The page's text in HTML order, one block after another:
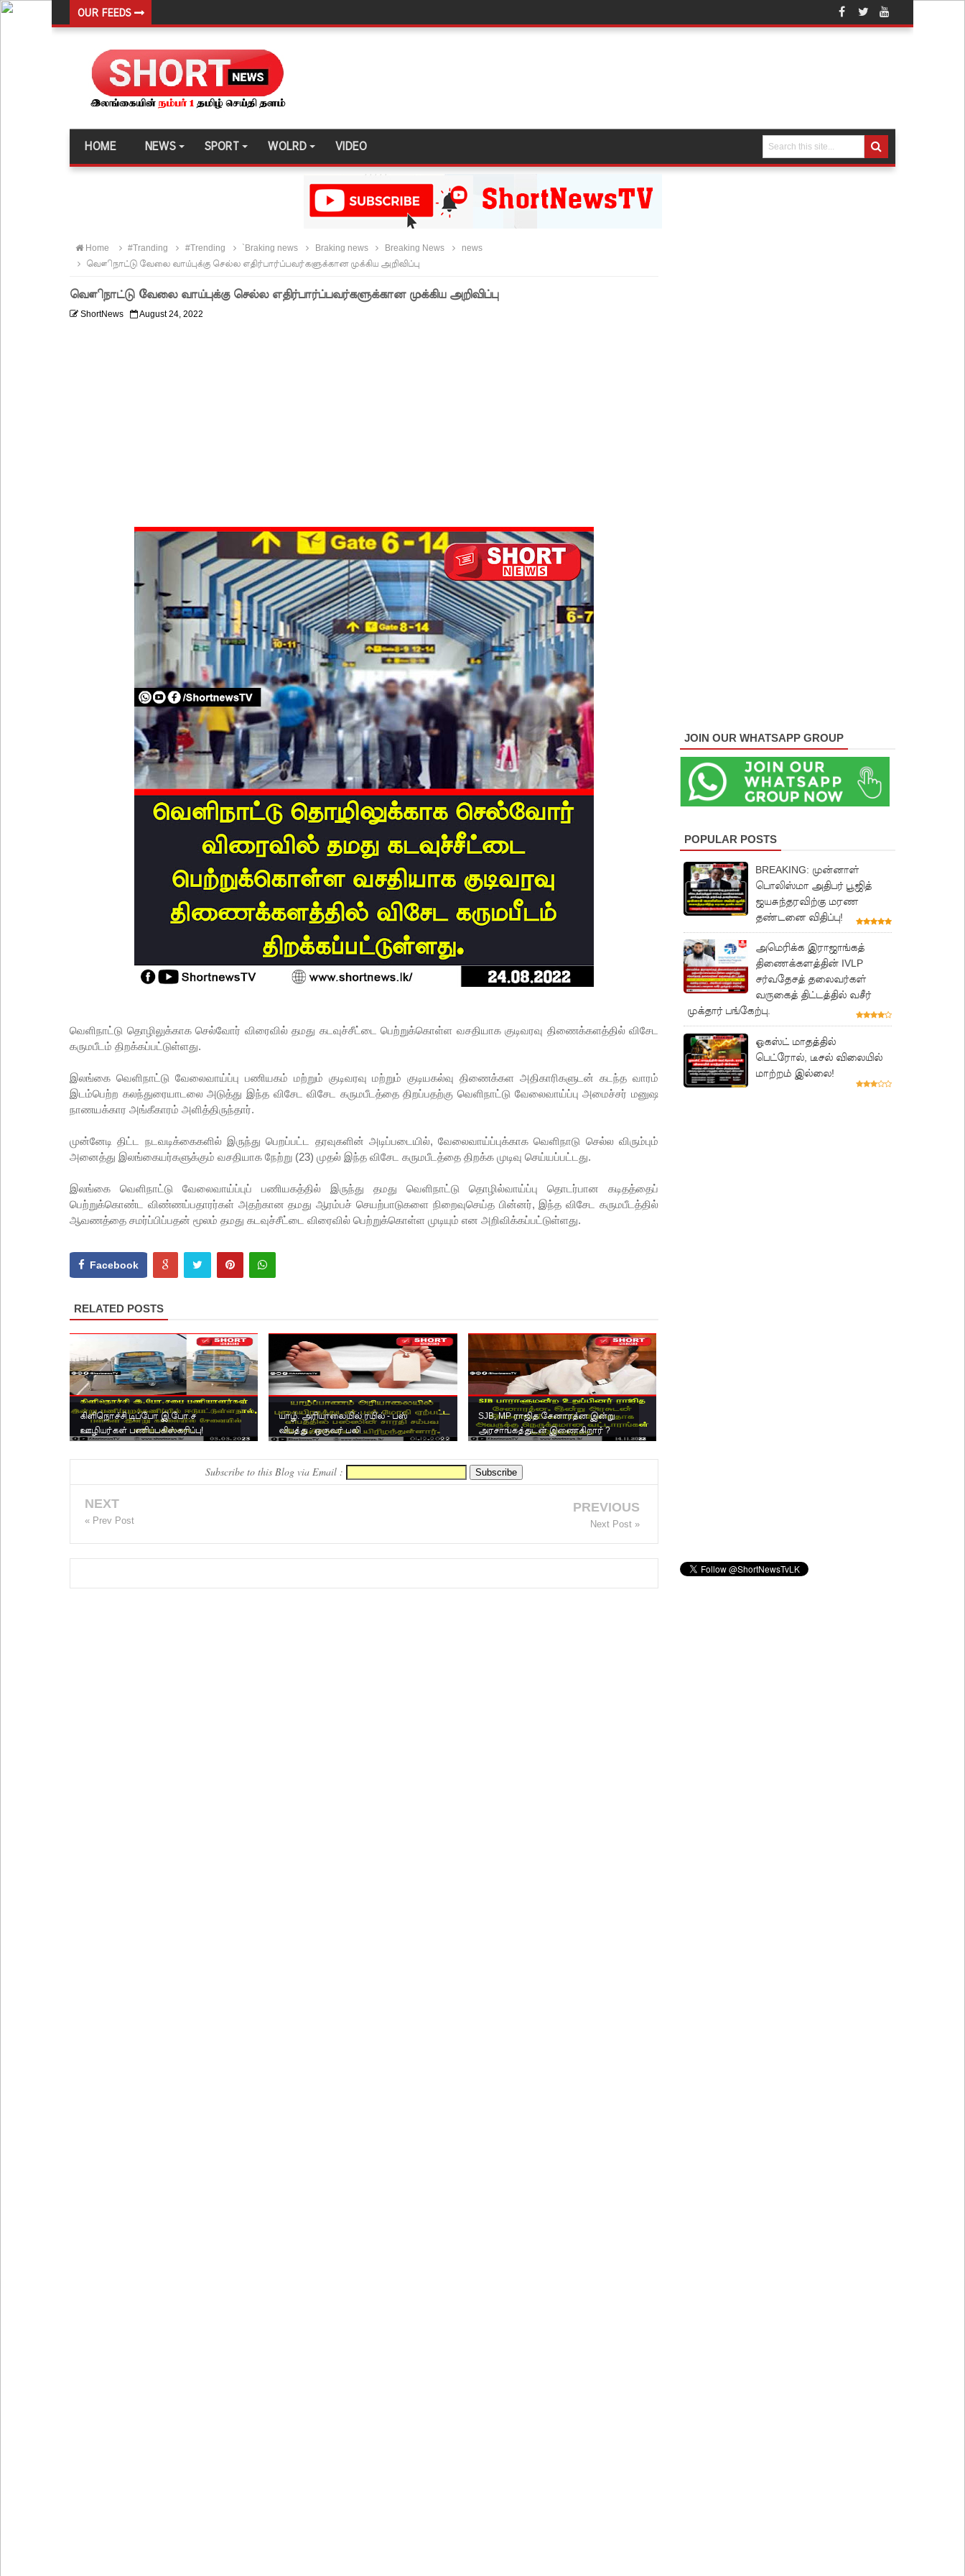
OUR FEEDS
ஊழல் தடுப்பு சட்டமூலத்தில் மீண்டும் திருத்தம்!
சாகிப் அல் ஹசனின் வீட்டின் மீது பெற்றோல் குண்டு வீச்சு!
கஞ்சிபானை இம்ரானை கைது செய்ய மலேசிய - சர்வதேச பொலிஸாருடன் இலங்கை இணைந்து நடவடிக்கை!
ஈட்டி எறிதலுக்கான உலக தரவரிசையில் ரூமேஷ் தரங்க முதலிடத்தில்!
மாகாண சபைத் தேர்தலை விரைவில் நடத்துமாறு இந்தியா கோரிக்கை!
சிறைகளும் குற்றவாளிகளும் அற்ற முன்மாதிரி நாட்டை உருவாக்குவதே அரசாங்கத்தின் இலக்கு
HOME NEWS SPORT WOLRD VIDEO
Home #Tranding #Trending `Braking news Braking news Breaking News
news
வௌிநாட்டு வேலை வாய்புக்கு செல்ல எதிர்பார்ப்பவர்களுக்கான முக்கிய அறிவிப்பு
வௌிநாட்டு வேலை வாய்புக்கு செல்ல எதிர்பார்ப்பவர்களுக்கான முக்கிய அறிவிப்பு
ShortNews August 24, 2022
வெளிநாட்டு தொழிலுக்காக செல்வோர் விரைவில் தமது கடவுச்சீட்டை பெற்றுக்கொள்ள வசதியாக குடிவரவு திணைக்களத்தில் விசேட
கருமபீடம் திறக்கப்பட்டுள்ளது.
இலங்கை வெளிநாட்டு வேலைவாய்ப்பு பணியகம் மற்றும் குடிவரவு மற்றும் குடியகல்வு திணைக்கள அதிகாரிகளுடன் கடந்த வாரம்
இடம்பெற்ற கலந்துரையாடலை அடுத்து இந்த விசேட விசேட கருமபீடத்தை திறப்பதற்கு வெளிநாட்டு வேலைவாய்ப்பு அமைச்சர் மனுஷ
நாணயக்கார அங்கீகாரம் அளித்திருந்தார்.
முன்னேடி திட்ட நடவடிக்கைகளில் இருந்து பெறப்பட்ட தரவுகளின் அடிப்படையில், வேலைவாய்ப்புக்காக வெளிநாடு செல்ல விரும்பும்
அனைத்து இலங்கையர்களுக்கும் வசதியாக நேற்று (23) முதல் இந்த விசேட கருமபீடத்தை திறக்க முடிவு செய்யப்பட்டது.
இலங்கை வெளிநாட்டு வேலைவாய்ப்புப் பணியகத்தில் இருந்து தமது வெளிநாட்டு தொழில்வாய்ப்பு தொடர்பான கடிதத்தைப்
பெற்றுக்கொண்ட விண்ணப்பதாரர்கள் அதற்கான தமது ஆரம்பச் செயற்பாடுகளை நிறைவுசெய்த பின்னர், இந்த விசேட கருமபீடத்தில்
ஆவணத்தை சமர்ப்பிப்பதன் மூலம் தமது கடவுச்சீட்டை விரைவில் பெற்றுக்கொள்ள முடியும் என அறிவிக்கப்பட்டுள்ளது.
Facebook
RELATED POSTS
கிளிநொச்சி டிப்போ இ.போ.ச
ஊழியர்கள் பணிப்பகிஸ்கரிப்பு!
யாழ். அரியாலையில் ரயில் - பஸ்
விபத்து : ஒருவர் பலி
SJB, MP ராஜித சேனாரத்ன இன்று
அரசாங்கத்துடன் இணைகிறார் ?
Subscribe to this Blog via Email :
NEXT
« Prev Post
PREVIOUS
Next Post »
JOIN OUR WHATSAPP GROUP
POPULAR POSTS
BREAKING: முன்னாள்
பொலிஸ்மா அதிபர் பூஜித்
ஜயசுந்தரவிற்கு மரண
தண்டனை விதிப்பு!
அமெரிக்க இராஜாங்கத்
திணைக்களத்தின் IVLP
சர்வதேசத் தலைவர்கள்
வருகைத் திட்டத்தில் வசீர்
முக்தார் பங்கேற்பு.
ஓகஸ்ட் மாதத்தில்
பெட்ரோல், டீசல் விலையில்
மாற்றம் இல்லை!